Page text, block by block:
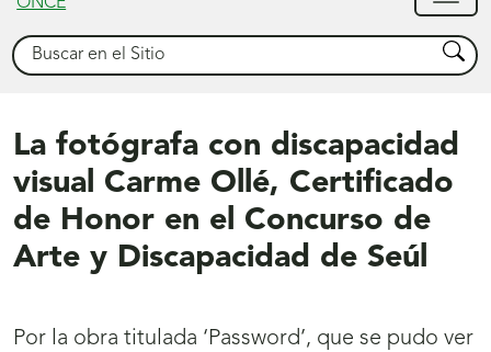
Buscar Buscar
La fotógrafa con discapacidad
visual Carme Ollé, Certificado
de Honor en el Concurso de
Arte y Discapacidad de Seúl
Por la obra titulada ‘Password’, que se pudo ver